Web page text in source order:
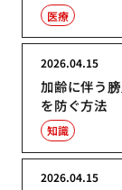
医療
加齢に伴う
を防ぐ方法
2026.04.15
知識
2026.04.15